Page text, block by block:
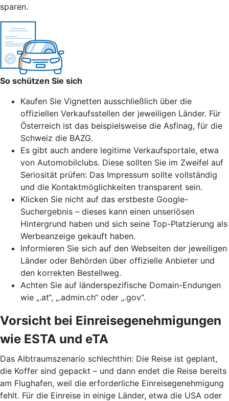
sparen.
So schützen Sie sich
Kaufen Sie Vignetten ausschließlich über die
offiziellen Verkaufsstellen der jeweiligen Länder. Für
Österreich ist das beispielsweise die Asfinag, für die
Schweiz die BAZG.
Es gibt auch andere legitime Verkaufsportale, etwa
von Automobilclubs. Diese sollten Sie im Zweifel auf
Seriosität prüfen: Das Impressum sollte vollständig
und die Kontaktmöglichkeiten transparent sein.
Klicken Sie nicht auf das erstbeste Google-
Suchergebnis – dieses kann einen unseriösen
Hintergrund haben und sich seine Top-Platzierung als
Werbeanzeige gekauft haben.
Informieren Sie sich auf den Webseiten der jeweiligen
Länder oder Behörden über offizielle Anbieter und
den korrekten Bestellweg.
Achten Sie auf länderspezifische Domain-Endungen
wie „.at“, „.admin.ch“ oder „.gov“.
Vorsicht bei Einreisegenehmigungen
wie ESTA und eTA
Das Albtraumszenario schlechthin: Die Reise ist geplant,
die Koffer sind gepackt – und dann endet die Reise bereits
am Flughafen, weil die erforderliche Einreisegenehmigung
fehlt. Für die Einreise in einige Länder, etwa die USA oder